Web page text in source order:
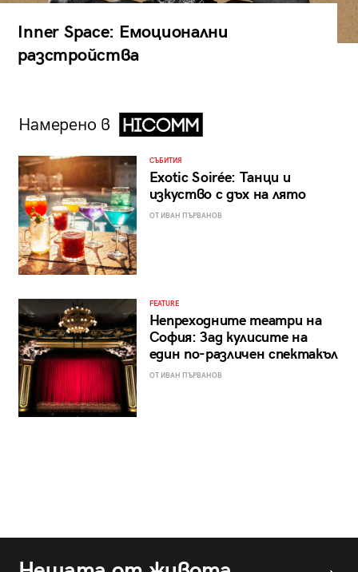
Inner Space: Емоционални
разстройства
Намерено в
СЪБИТИЯ
Exotic Soirée: Танци и
изкуство с дъх на лято
ОТ ИВАН ПЪРВАНОВ
FEATURE
Непреходните театри на
София: Зад кулисите на
един по-различен спектакъл
ОТ ИВАН ПЪРВАНОВ